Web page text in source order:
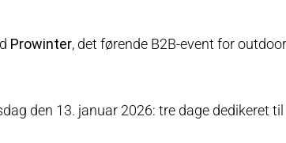
Prowinter, det førende B2B-event for
den 13. januar 2026: tre dage dedikeret